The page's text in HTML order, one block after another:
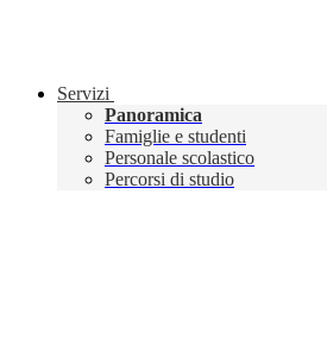
Servizi
Panoramica
Famiglie e studenti
Personale scolastico
Percorsi di studio